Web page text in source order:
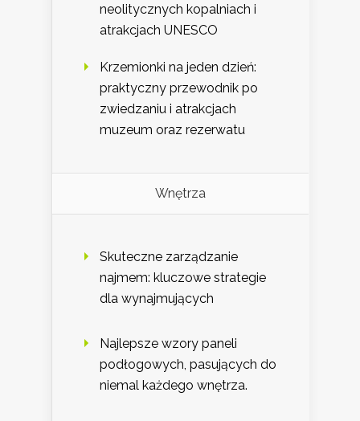
neolitycznych kopalniach i
atrakcjach UNESCO
Krzemionki na jeden dzień:
praktyczny przewodnik po
zwiedzaniu i atrakcjach
muzeum oraz rezerwatu
Wnętrza
Skuteczne zarządzanie
najmem: kluczowe strategie
dla wynajmujących
Najlepsze wzory paneli
podłogowych, pasujących do
niemal każdego wnętrza.